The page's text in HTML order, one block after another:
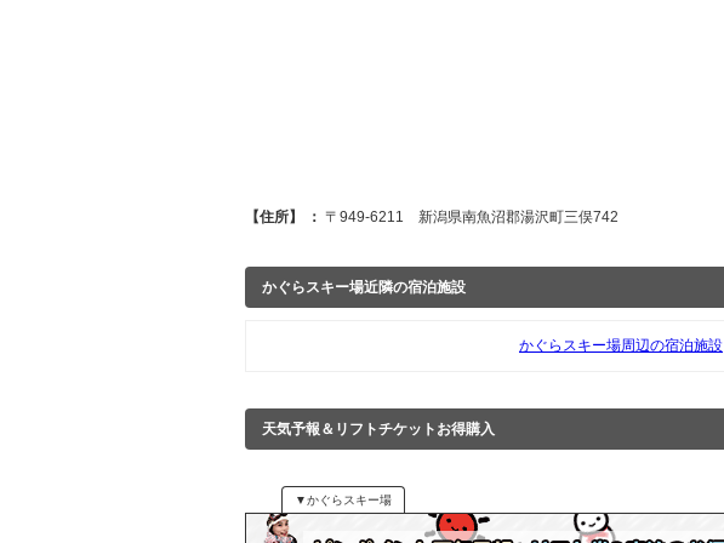
【住所】 ： 〒949-6211 新潟県南魚沼郡湯沢町三俣742
かぐらスキー場近隣の宿泊施設
かぐらスキー場周辺の宿泊施設
天気予報＆リフトチケットお得購入
▼かぐらスキー場